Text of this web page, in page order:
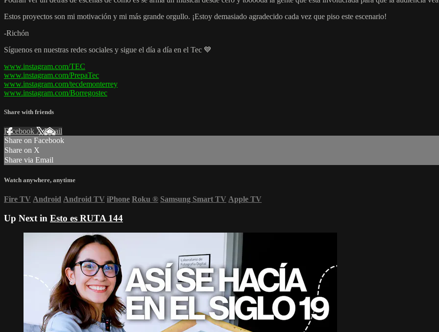
Estos proyectos son mi motivación y mi más grande orgullo. ¡Estoy demasiado agradecido cada vez que piso este escenario!
-Richón
Síguenos en nuestras redes sociales y sigue el día a día en el Tec 💙
www.instagram.com/TEC
www.instagram.com/PrepaTec
www.instagram.com/tecdemonterrey
www.instagram.com/Borregostec
Share with friends
Facebook XEmail
Share on Facebook
Share on X
Share via Email
Watch anywhere, anytime
Fire TV Android Android TV iPhone Roku ® Samsung Smart TV Apple TV
Up Next in Esto es RUTA 144